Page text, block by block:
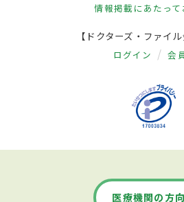
情報掲載にあたって
【ドクターズ・ファイル
ログイン 会
医療機関の方